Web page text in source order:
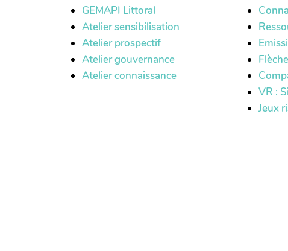
GEMAPI Littoral
Atelier sensibilisation
Atelier prospectif
Atelier gouvernance
Atelier connaissance
VR :
Jeux